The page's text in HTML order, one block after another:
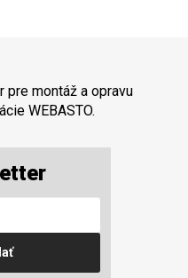
pre montáž a opravu
WEBASTO.